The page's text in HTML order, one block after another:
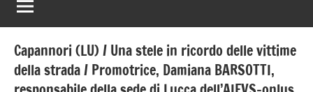
Italiana
Familiari
e
vittime
della
strada
Capannori (LU) / Una stele in ricordo delle vittime
della strada / Promotrice, Damiana BARSOTTI,